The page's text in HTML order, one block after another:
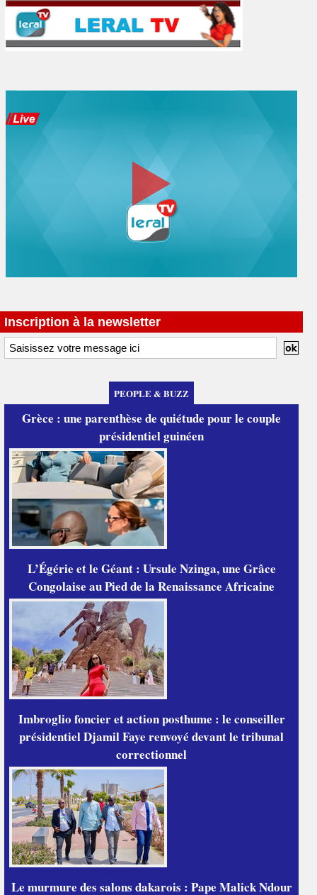
Inscription à la newsletter
PEOPLE & BUZZ
Grèce : une parenthèse de quiétude pour le couple
présidentiel guinéen
L’Égérie et le Géant : Ursule Nzinga, une Grâce
Congolaise au Pied de la Renaissance Africaine
Imbroglio foncier et action posthume : le conseiller
présidentiel Djamil Faye renvoyé devant le tribunal
correctionnel
Le murmure des salons dakarois : Pape Malick Ndour